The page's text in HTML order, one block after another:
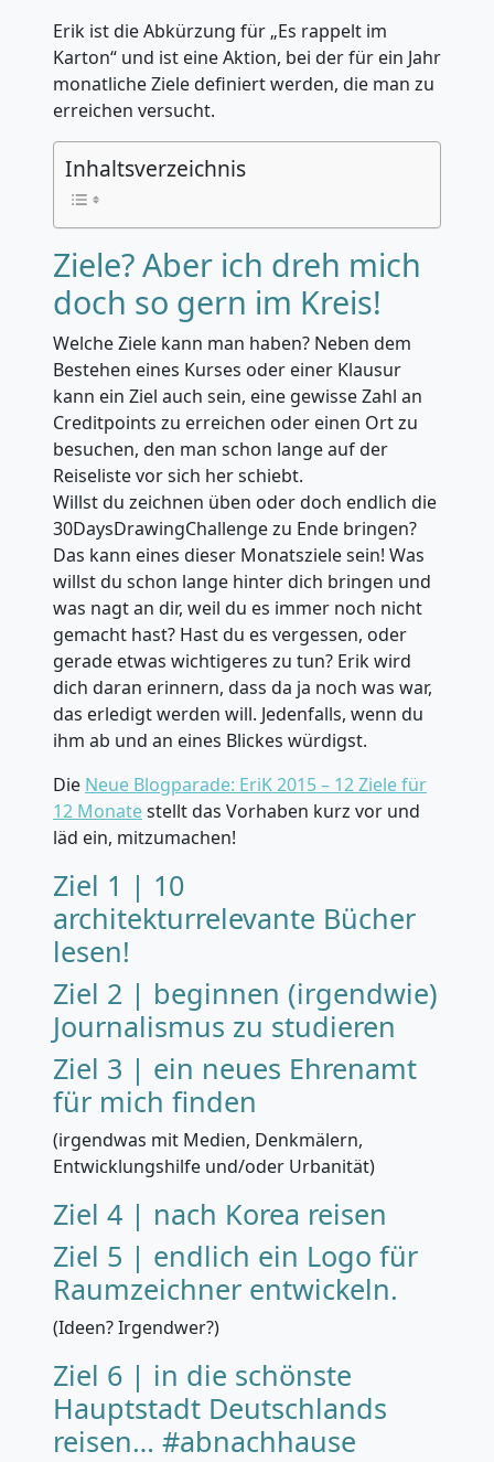
Erik ist die Abkürzung für „Es rappelt im
Karton“ und ist eine Aktion, bei der für ein Jahr
monatliche Ziele definiert werden, die man zu
erreichen versucht.
Inhaltsverzeichnis
Ziele? Aber ich dreh mich
doch so gern im Kreis!
Welche Ziele kann man haben? Neben dem
Bestehen eines Kurses oder einer Klausur
kann ein Ziel auch sein, eine gewisse Zahl an
Creditpoints zu erreichen oder einen Ort zu
besuchen, den man schon lange auf der
Reiseliste vor sich her schiebt.
Willst du zeichnen üben oder doch endlich die
30DaysDrawingChallenge zu Ende bringen?
Das kann eines dieser Monatsziele sein! Was
willst du schon lange hinter dich bringen und
was nagt an dir, weil du es immer noch nicht
gemacht hast? Hast du es vergessen, oder
gerade etwas wichtigeres zu tun? Erik wird
dich daran erinnern, dass da ja noch was war,
das erledigt werden will. Jedenfalls, wenn du
ihm ab und an eines Blickes würdigst.
Die Neue Blogparade: EriK 2015 – 12 Ziele für
12 Monatestellt das Vorhaben kurz vor und
läd ein, mitzumachen!
Ziel 1 | 10
architekturrelevante Bücher
lesen!
Ziel 2 | beginnen (irgendwie)
Journalismus zu studieren
Ziel 3 | ein neues Ehrenamt
für mich finden
(irgendwas mit Medien, Denkmälern,
Entwicklungshilfe und/oder Urbanität)
Ziel 4 | nach Korea reisen
Ziel 5 | endlich ein Logo für
Raumzeichner entwickeln.
(Ideen? Irgendwer?)
Ziel 6 | in die schönste
Hauptstadt Deutschlands
reisen… #abnachhause